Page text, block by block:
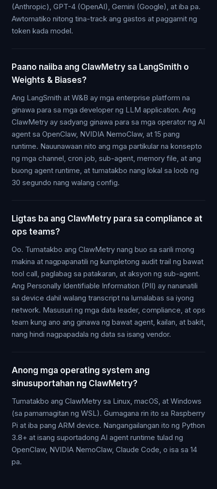
(Anthropic), GPT-4 (OpenAI), Gemini (Google), at iba pa.
Awtomatiko nitong tina-track ang gastos at paggamit ng
token kada model.
Paano naiiba ang ClawMetry sa LangSmith o
Weights & Biases?
Ang LangSmith at W&B ay mga enterprise platform na
ginawa para sa mga developer ng LLM application. Ang
ClawMetry ay sadyang ginawa para sa mga operator ng AI
agent sa OpenClaw, NVIDIA NemoClaw, at 15 pang
runtime. Nauunawaan nito ang mga partikular na konsepto
ng mga channel, cron job, sub-agent, memory file, at ang
buong agent runtime, at tumatakbo nang lokal sa loob ng
30 segundo nang walang config.
Ligtas ba ang ClawMetry para sa compliance at
ops teams?
Oo. Tumatakbo ang ClawMetry nang buo sa sarili mong
makina at nagpapanatili ng kumpletong audit trail ng bawat
tool call, paglabag sa patakaran, at aksyon ng sub-agent.
Ang Personally Identifiable Information (PII) ay nananatili
sa device dahil walang transcript na lumalabas sa iyong
network. Masusuri ng mga data leader, compliance, at ops
team kung ano ang ginawa ng bawat agent, kailan, at bakit,
nang hindi nagpapadala ng data sa isang vendor.
Anong mga operating system ang
sinusuportahan ng ClawMetry?
Tumatakbo ang ClawMetry sa Linux, macOS, at Windows
(sa pamamagitan ng WSL). Gumagana rin ito sa Raspberry
Pi at iba pang ARM device. Nangangailangan ito ng Python
3.8+ at isang suportadong AI agent runtime tulad ng
OpenClaw, NVIDIA NemoClaw, Claude Code, o isa sa 14
pa.